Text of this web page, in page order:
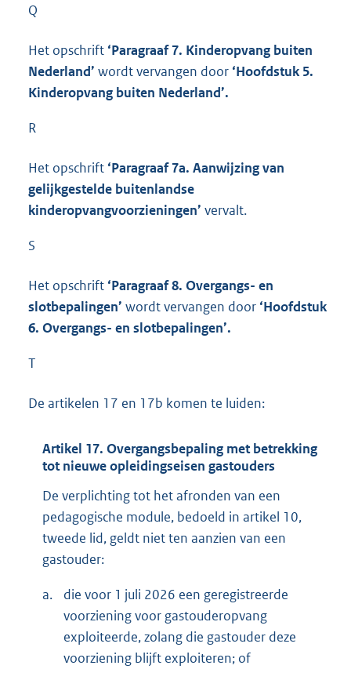
Q
Het opschrift ‘Paragraaf 7. Kinderopvang buiten
Nederland’ wordt vervangen door ‘Hoofdstuk 5.
Kinderopvang buiten Nederland’.
R
Het opschrift ‘Paragraaf 7a. Aanwijzing van
gelijkgestelde buitenlandse
kinderopvangvoorzieningen’ vervalt.
S
Het opschrift ‘Paragraaf 8. Overgangs- en
slotbepalingen’ wordt vervangen door ‘Hoofdstuk
6. Overgangs- en slotbepalingen’.
T
De artikelen 17 en 17b komen te luiden:
Artikel 17. Overgangsbepaling met betrekking
tot nieuwe opleidingseisen gastouders
De verplichting tot het afronden van een
pedagogische module, bedoeld in artikel 10,
tweede lid, geldt niet ten aanzien van een
gastouder:
a.
die voor 1 juli 2026 een geregistreerde
voorziening voor gastouderopvang
exploiteerde, zolang die gastouder deze
voorziening blijft exploiteren; of